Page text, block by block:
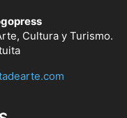
Cultura y Turismo.